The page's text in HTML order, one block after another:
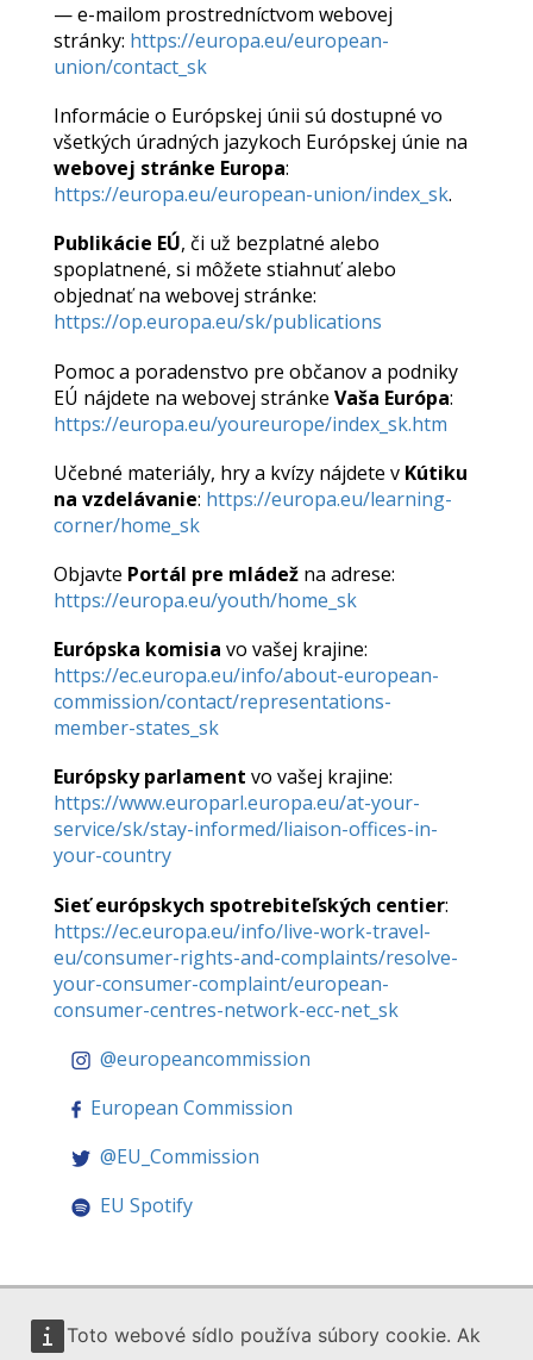
Toto webové sídlo používa súbory cookie. Ak
— e-mailom prostredníctvom webovej
stránky: https://europa.eu/european-
union/contact_sk
Informácie o Európskej únii sú dostupné vo
všetkých úradných jazykoch Európskej únie na
webovej stránke Europa:
https://europa.eu/european-union/index_sk.
Publikácie EÚ, či už bezplatné alebo
spoplatnené, si môžete stiahnuť alebo
objednať na webovej stránke:
https://op.europa.eu/sk/publications
Pomoc a poradenstvo pre občanov a podniky
EÚ nájdete na webovej stránke Vaša Európa:
https://europa.eu/youreurope/index_sk.htm
Učebné materiály, hry a kvízy nájdete v Kútiku
na vzdelávanie: https://europa.eu/learning-
corner/home_sk
Objavte Portál pre mládež na adrese:
https://europa.eu/youth/home_sk
Európska komisia vo vašej krajine:
https://ec.europa.eu/info/about-european-
commission/contact/representations-
member-states_sk
Európsky parlament vo vašej krajine:
https://www.europarl.europa.eu/at-your-
service/sk/stay-informed/liaison-offices-in-
your-country
Sieť európskych spotrebiteľských centier:
https://ec.europa.eu/info/live-work-travel-
eu/consumer-rights-and-complaints/resolve-
your-consumer-complaint/european-
consumer-centres-network-ecc-net_sk
@europeancommission
European Commission
@EU_Commission
EU Spotify